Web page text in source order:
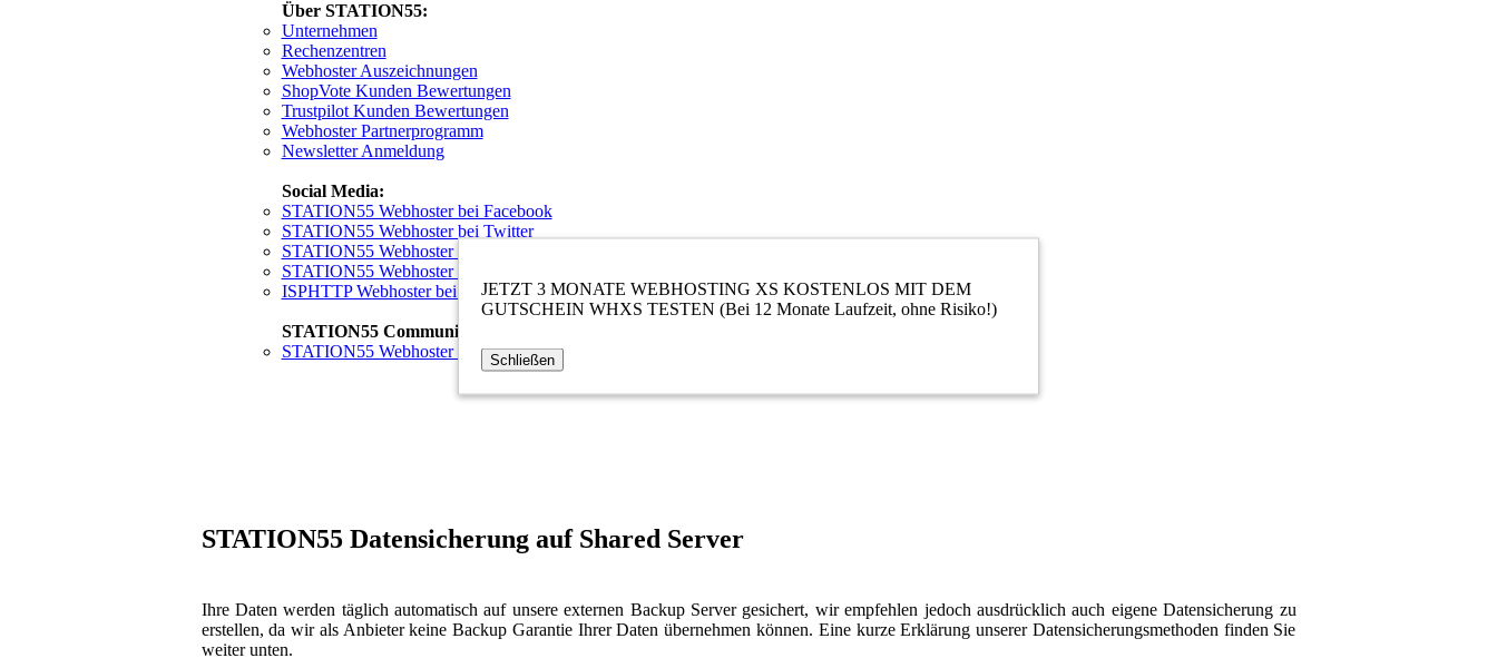
JETZT 3 MONATE WEBHOSTING XS KOSTENLOS MIT DEM
GUTSCHEIN WHXS TESTEN (Bei 12 Monate Laufzeit, ohne Risiko!)
Schließen
Über STATION55:
Unternehmen
Rechenzentren
Webhoster Auszeichnungen
ShopVote Kunden Bewertungen
Trustpilot Kunden Bewertungen
Webhoster Partnerprogramm
Newsletter Anmeldung
Social Media:
STATION55 Webhoster bei Facebook
STATION55 Webhoster bei Twitter
STATION55 Webhoster bei Instagram
STATION55 Webhoster bei Youtube
ISPHTTP Webhoster bei Youtube
STATION55 Community:
STATION55 Webhoster bei Discord
STATION55 Datensicherung auf Shared Server
Ihre Daten werden täglich automatisch auf unsere externen Backup Server gesichert, wir empfehlen jedoch ausdrücklich auch eigene Datensicherung zu
erstellen, da wir als Anbieter keine Backup Garantie Ihrer Daten übernehmen können. Eine kurze Erklärung unserer Datensicherungsmethoden finden Sie
weiter unten.